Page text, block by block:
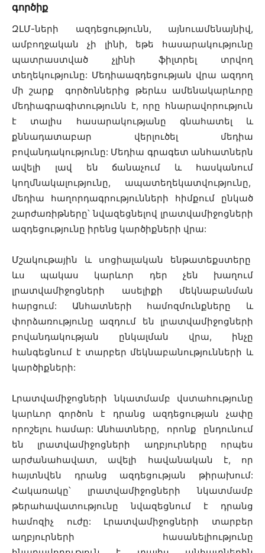
գործիք
ԶԼՄ-ների ազդեցությունն, այնուամենայնիվ,
ամբողջական չի լինի, եթե հասարակությունը
պատրաստված չլինի ֆիլտրել տրվող
տեղեկությունը: Մեդիաազդեցության վրա ազդող
մի շարք գործոններից թերևս ամենակարևորը
մեդիագրագիտությունն է, որը հնարավորություն
է տալիս հասարակությանը գնահատել և
քննադատաբար վերլուծել մեդիա
բովանդակությունը: Մեդիա գրագետ անհատներն
ավելի լավ են ճանաչում և հասկանում
կողմնակալությունը, ապատեղեկատվությունը,
մեդիա հաղորդագրությունների հիմքում ընկած
շարժառիթները՝ նվազեցնելով լրատվամիջոցների
ազդեցությունը իրենց կարծիքների վրա:
Մշակութային և սոցիալական ենթատեքստերը
ևս պակաս կարևոր դեր չեն խաղում
լրատվամիջոցների ասելիքի մեկնաբանման
հարցում: Անհատների համոզմունքները և
փորձառությունը ազդում են լրատվամիջոցների
բովանդակության ընկալման վրա, ինչը
հանգեցնում է տարբեր մեկնաբանությունների և
կարծիքների:
Լրատվամիջոցների նկատմամբ վստահությունը
կարևոր գործոն է դրանց ազդեցության չափը
որոշելու համար: Անհատները, որոնք ընդունում
են լրատվամիջոցների աղբյուրները որպես
արժանահավատ, ավելի հավանական է, որ
հայտնվեն դրանց ազդեցության թիրախում:
Հակառակը՝ լրատվամիջոցների նկատմամբ
թերահավատությունը նվազեցնում է դրանց
համոզիչ ուժը: Լրատվամիջոցների տարբեր
աղբյուրների հասանելիությունը